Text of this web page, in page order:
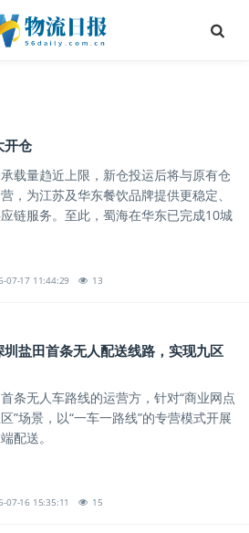
开仓
载量趋近上限，新仓投运后将与原有仓
，为江苏及华东餐饮品牌提供更稳定、
链服务。至此，蜀海在华东已完成10城
07-17 11:44:29 13
盐田首条无人配送线路，实现九区
条无人车路线的运营方，针对“商业网点
”场景，以“一车一路线”的专营模式开展
配送。
07-16 15:35:11 15